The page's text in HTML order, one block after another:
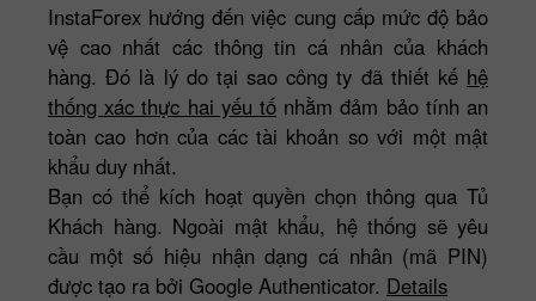
InstaForex hướng đến việc cung cấp mức độ bảo
vệ cao nhất các thông tin cá nhân của khách
hàng. Đó là lý do tại sao công ty đã thiết kế hệ
thống xác thực hai yếu tố nhằm đảm bảo tính an
toàn cao hơn của các tài khoản so với một mật
khẩu duy nhất.
Bạn có thể kích hoạt quyền chọn thông qua Tủ
Khách hàng. Ngoài mật khẩu, hệ thống sẽ yêu
cầu một số hiệu nhận dạng cá nhân (mã PIN)
được tạo ra bởi Google Authenticator. Details